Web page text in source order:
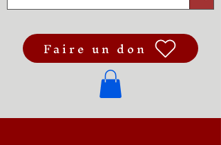
Faire un don